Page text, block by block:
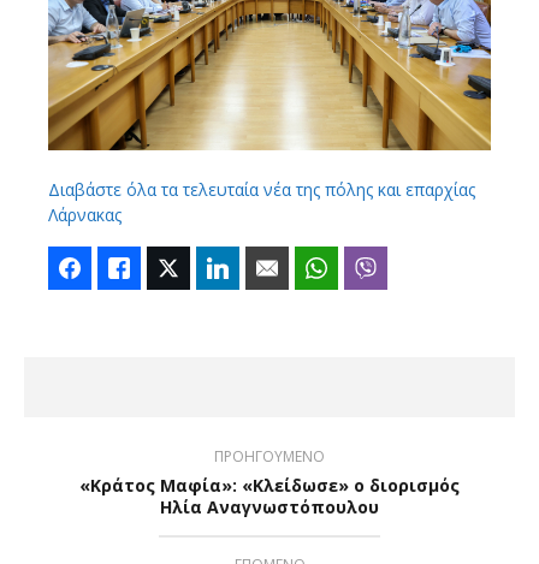
Διαβάστε όλα τα τελευταία νέα της πόλης και επαρχίας
Λάρνακας
FacebookLike Twitter LinkedIn Email WhatsApp
ΠΡΟΗΓΟΥΜΕΝΟ
«Κράτος Μαφία»: «Κλείδωσε» ο διορισμός
Ηλία Αναγνωστόπουλου